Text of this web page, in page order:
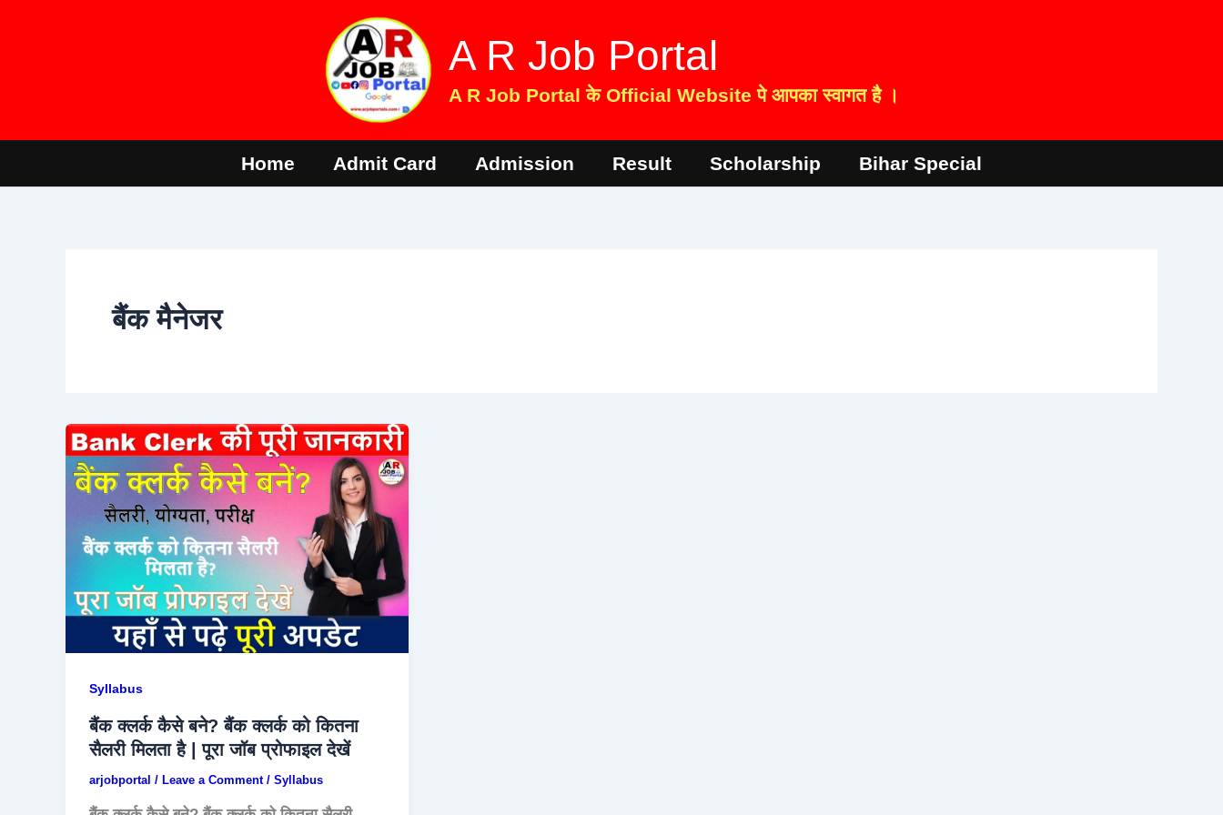
A R Job Portal
A R Job Portal के Official Website पे आपका स्वागत है ।
Home Admit Card Admission Result Scholarship Bihar Special
बैंक मैनेजर
Syllabus
बैंक क्लर्क कैसे बने? बैंक क्लर्क को कितना
सैलरी मिलता है | पूरा जॉब प्रोफाइल देखें
arjobportal / Leave a Comment / Syllabus